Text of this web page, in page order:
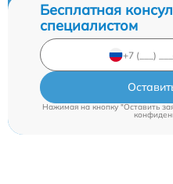
Бесплатная
специалистом
Нажимая на кнопку "Оставить